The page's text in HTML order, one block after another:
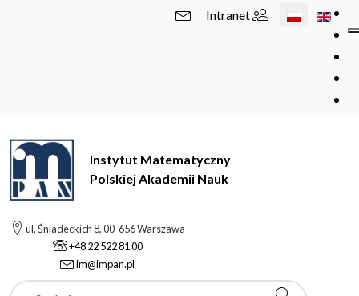
Wybierz swój
Intranet
Instytut Matematyczny
Polskiej Akademii Nauk
ul. Śniadeckich 8, 00-656 Warszawa
+48 22 522 81 00
im@impan.pl
Szukaj